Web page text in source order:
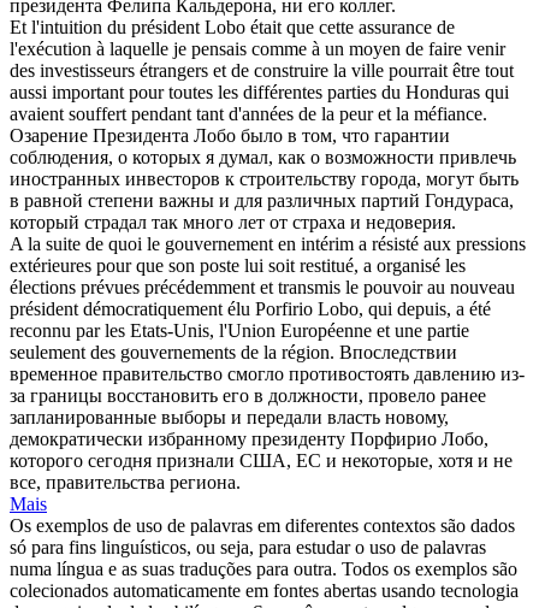
президента Фелипа Кальдерона, ни его коллег.
Et l'intuition du président Lobo était que cette assurance de
l'exécution à laquelle je pensais comme à un moyen de faire venir
des investisseurs étrangers et de construire la ville pourrait être tout
aussi important pour toutes les différentes parties du Honduras qui
avaient souffert pendant tant d'années de la peur et la méfiance.
Озарение Президента Лобо было в том, что гарантии
соблюдения, о которых я думал, как о возможности привлечь
иностранных инвесторов к строительству города, могут быть
в равной степени важны и для различных партий Гондураса,
который страдал так много лет от страха и недоверия.
A la suite de quoi le gouvernement en intérim a résisté aux pressions
extérieures pour que son poste lui soit restitué, a organisé les
élections prévues précédemment et transmis le pouvoir au nouveau
président démocratiquement élu Porfirio Lobo, qui depuis, a été
reconnu par les Etats-Unis, l'Union Européenne et une partie
seulement des gouvernements de la région. Впоследствии
временное правительство смогло противостоять давлению из-
за границы восстановить его в должности, провело ранее
запланированные выборы и передали власть новому,
демократически избранному президенту Порфирио Лобо,
которого сегодня признали США, ЕС и некоторые, хотя и не
все, правительства региона.
Mais
Os exemplos de uso de palavras em diferentes contextos são dados
só para fins linguísticos, ou seja, para estudar o uso de palavras
numa língua e as suas traduções para outra. Todos os exemplos são
colecionados automaticamente em fontes abertas usando tecnologia